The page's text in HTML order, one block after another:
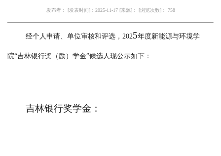
发布者： [发表时间]：2025-11-17 [来源]： [浏览次数]： 758
经个人申请、单位审核和评选， 2025年度新能源与环境学
院“吉林银行奖（励）学金”候选人现公示如下：
吉林银行奖学金：